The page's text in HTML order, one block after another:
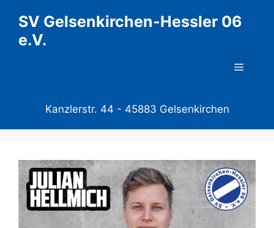
Inhalt
springen
SV Gelsenkirchen-Hessler 06
e.V.
Menü
Kanzlerstr. 44 - 45883 Gelsenkirchen